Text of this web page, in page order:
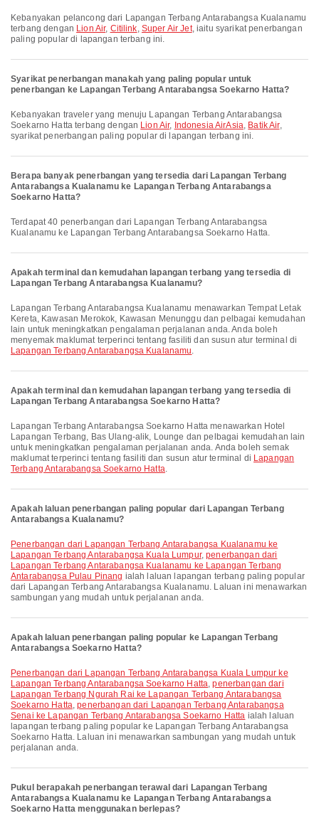
Kebanyakan pelancong dari Lapangan Terbang Antarabangsa Kualanamu
terbang dengan Lion Air, Citilink, Super Air Jet, iaitu syarikat penerbangan
paling popular di lapangan terbang ini.
Syarikat penerbangan manakah yang paling popular untuk
penerbangan ke Lapangan Terbang Antarabangsa Soekarno Hatta?
Kebanyakan traveler yang menuju Lapangan Terbang Antarabangsa
Soekarno Hatta terbang dengan Lion Air, Indonesia AirAsia, Batik Air,
syarikat penerbangan paling popular di lapangan terbang ini.
Berapa banyak penerbangan yang tersedia dari Lapangan Terbang
Antarabangsa Kualanamu ke Lapangan Terbang Antarabangsa
Soekarno Hatta?
Terdapat 40 penerbangan dari Lapangan Terbang Antarabangsa
Kualanamu ke Lapangan Terbang Antarabangsa Soekarno Hatta.
Apakah terminal dan kemudahan lapangan terbang yang tersedia di
Lapangan Terbang Antarabangsa Kualanamu?
Lapangan Terbang Antarabangsa Kualanamu menawarkan Tempat Letak
Kereta, Kawasan Merokok, Kawasan Menunggu dan pelbagai kemudahan
lain untuk meningkatkan pengalaman perjalanan anda. Anda boleh
menyemak maklumat terperinci tentang fasiliti dan susun atur terminal di
Lapangan Terbang Antarabangsa Kualanamu.
Apakah terminal dan kemudahan lapangan terbang yang tersedia di
Lapangan Terbang Antarabangsa Soekarno Hatta?
Lapangan Terbang Antarabangsa Soekarno Hatta menawarkan Hotel
Lapangan Terbang, Bas Ulang-alik, Lounge dan pelbagai kemudahan lain
untuk meningkatkan pengalaman perjalanan anda. Anda boleh semak
maklumat terperinci tentang fasiliti dan susun atur terminal di Lapangan
Terbang Antarabangsa Soekarno Hatta.
Apakah laluan penerbangan paling popular dari Lapangan Terbang
Antarabangsa Kualanamu?
penerbangan dari Lapangan Terbang Antarabangsa Kualanamu ke
Lapangan Terbang Antarabangsa Kuala Lumpur,penerbangan dari
Lapangan Terbang Antarabangsa Kualanamu ke Lapangan Terbang
Antarabangsa Pulau Pinang ialah laluan lapangan terbang paling popular
dari Lapangan Terbang Antarabangsa Kualanamu. Laluan ini menawarkan
sambungan yang mudah untuk perjalanan anda.
Apakah laluan penerbangan paling popular ke Lapangan Terbang
Antarabangsa Soekarno Hatta?
penerbangan dari Lapangan Terbang Antarabangsa Kuala Lumpur ke
Lapangan Terbang Antarabangsa Soekarno Hatta,penerbangan dari
Lapangan Terbang Ngurah Rai ke Lapangan Terbang Antarabangsa
Soekarno Hatta,penerbangan dari Lapangan Terbang Antarabangsa
Senai ke Lapangan Terbang Antarabangsa Soekarno Hatta ialah laluan
lapangan terbang paling popular ke Lapangan Terbang Antarabangsa
Soekarno Hatta. Laluan ini menawarkan sambungan yang mudah untuk
perjalanan anda.
Pukul berapakah penerbangan terawal dari Lapangan Terbang
Antarabangsa Kualanamu ke Lapangan Terbang Antarabangsa
Soekarno Hatta menggunakan berlepas?